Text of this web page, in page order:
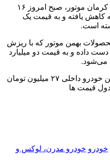
جک EJ۷ از اقتصادی‌ترین محصول کرمان موتور، صبح امروز ۱۶
کاهش یافته و به قیمت یک
محصولات بهمن موتور که با ریزش
دست داده و به قیمت دو میلیارد
خودرو خودرو مدرن، لوکس و